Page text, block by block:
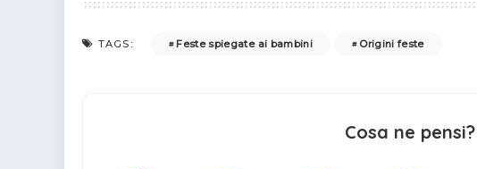
TAGS: Feste spiegate ai bambini Origini feste
Cosa ne pensi?